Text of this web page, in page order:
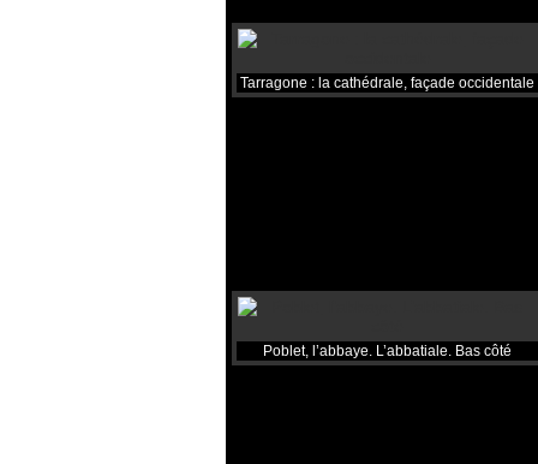
Tarragone : la cathédrale, façade occidentale
Poblet, l’abbaye. L’abbatiale. Bas côté